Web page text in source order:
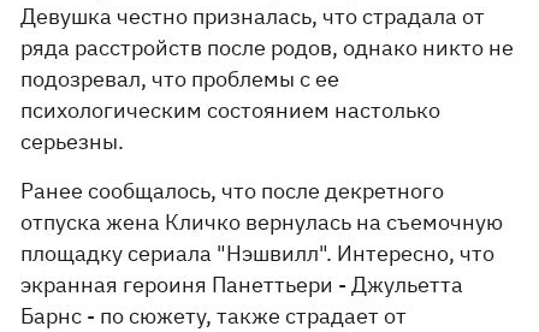
Девушка честно призналась, что страдала от
ряда расстройств после родов, однако никто не
подозревал, что проблемы с ее
психологическим состоянием настолько
серьезны.
Ранее сообщалось, что после декретного
отпуска жена Кличко вернулась на съемочную
площадку сериала "Нэшвилл". Интересно, что
экранная героиня Панеттьери - Джульетта
Барнс - по сюжету, также страдает от